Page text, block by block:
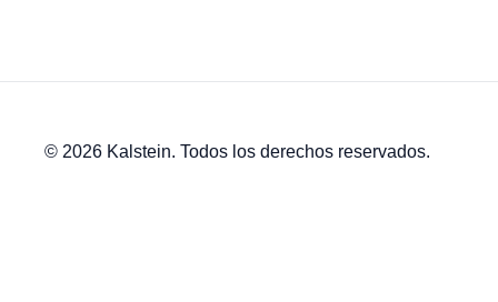
© 2026 Kalstein. Todos los derechos reservados.